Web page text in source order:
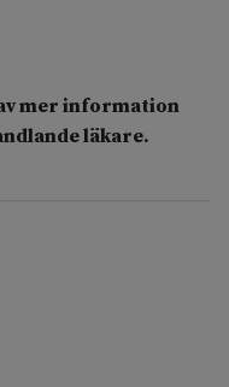
mer information
läkare.